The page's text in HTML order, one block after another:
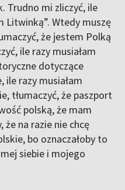
Trudno mi zliczyć, ile
Litwinką”. Wtedy muszę
że jestem Polką
ile razy musiałam
dotyczące
ile razy musiałam
tłumaczyć, że paszport
polską, że mam
na razie nie chcę
bo oznaczałoby to
siebie i mojego